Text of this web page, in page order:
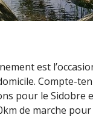
est
Compte-
pour le Sidobre
de marche